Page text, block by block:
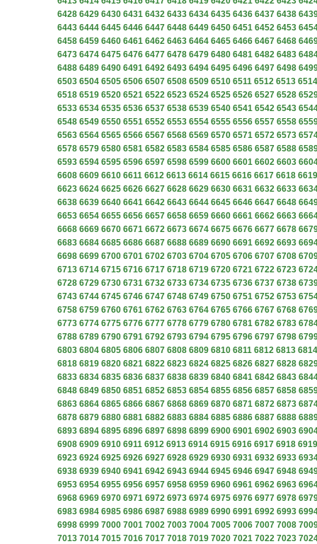
6428 6429 6430 6431 6432 6433 6434 6435 6436 6437 6438
6443 6444 6445 6446 6447 6448 6449 6450 6451 6452 6453
6458 6459 6460 6461 6462 6463 6464 6465 6466 6467 6468
6473 6474 6475 6476 6477 6478 6479 6480 6481 6482 6483
6488 6489 6490 6491 6492 6493 6494 6495 6496 6497 6498
6503 6504 6505 6506 6507 6508 6509 6510 6511 6512 6513 6514
6518 6519 6520 6521 6522 6523 6524 6525 6526 6527 6528
6533 6534 6535 6536 6537 6538 6539 6540 6541 6542 6543
6548 6549 6550 6551 6552 6553 6554 6555 6556 6557 6558
6563 6564 6565 6566 6567 6568 6569 6570 6571 6572 6573
6578 6579 6580 6581 6582 6583 6584 6585 6586 6587 6588
6593 6594 6595 6596 6597 6598 6599 6600 6601 6602 6603
6608 6609 6610 6611 6612 6613 6614 6615 6616 6617 6618 6619
6623 6624 6625 6626 6627 6628 6629 6630 6631 6632 6633
6638 6639 6640 6641 6642 6643 6644 6645 6646 6647 6648
6653 6654 6655 6656 6657 6658 6659 6660 6661 6662 6663
6668 6669 6670 6671 6672 6673 6674 6675 6676 6677 6678
6683 6684 6685 6686 6687 6688 6689 6690 6691 6692 6693
6698 6699 6700 6701 6702 6703 6704 6705 6706 6707 6708
6713 6714 6715 6716 6717 6718 6719 6720 6721 6722 6723
6728 6729 6730 6731 6732 6733 6734 6735 6736 6737 6738
6743 6744 6745 6746 6747 6748 6749 6750 6751 6752 6753
6758 6759 6760 6761 6762 6763 6764 6765 6766 6767 6768
6773 6774 6775 6776 6777 6778 6779 6780 6781 6782 6783
6788 6789 6790 6791 6792 6793 6794 6795 6796 6797 6798
6803 6804 6805 6806 6807 6808 6809 6810 6811 6812 6813 6814
6818 6819 6820 6821 6822 6823 6824 6825 6826 6827 6828
6833 6834 6835 6836 6837 6838 6839 6840 6841 6842 6843
6848 6849 6850 6851 6852 6853 6854 6855 6856 6857 6858
6863 6864 6865 6866 6867 6868 6869 6870 6871 6872 6873
6878 6879 6880 6881 6882 6883 6884 6885 6886 6887 6888
6893 6894 6895 6896 6897 6898 6899 6900 6901 6902 6903
6908 6909 6910 6911 6912 6913 6914 6915 6916 6917 6918 6919
6923 6924 6925 6926 6927 6928 6929 6930 6931 6932 6933
6938 6939 6940 6941 6942 6943 6944 6945 6946 6947 6948
6953 6954 6955 6956 6957 6958 6959 6960 6961 6962 6963
6968 6969 6970 6971 6972 6973 6974 6975 6976 6977 6978
6983 6984 6985 6986 6987 6988 6989 6990 6991 6992 6993
6998 6999 7000 7001 7002 7003 7004 7005 7006 7007 7008
7013 7014 7015 7016 7017 7018 7019 7020 7021 7022 7023